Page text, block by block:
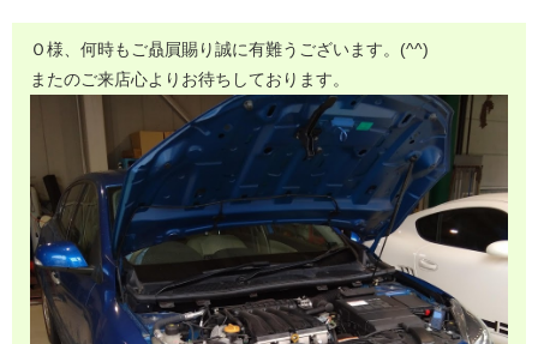
Ｏ様、何時もご贔屓賜り誠に有難うございます。(^^)
またのご来店心よりお待ちしております。